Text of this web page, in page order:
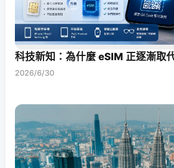
科技新知：為什麼 eSIM 正逐漸取
2026/6/30